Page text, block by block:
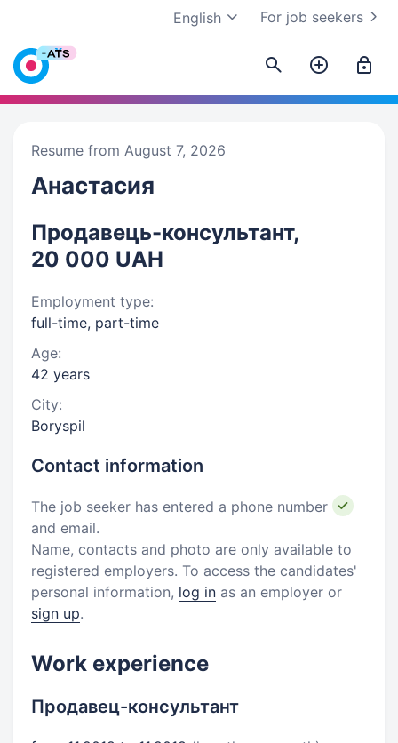
For job seekers
English
Resume from August 7, 2026
Анастасия
Продавець-консультант,
20 000 UAH
Employment type:
full-time, part-time
Age:
42 years
City:
Boryspil
Contact information
The job seeker has entered a phone number
and email.
Name, contacts and photo are only available to
registered employers. To access the candidates'
personal information, log in as an employer or
sign up.
Work experience
Продавец-консультант